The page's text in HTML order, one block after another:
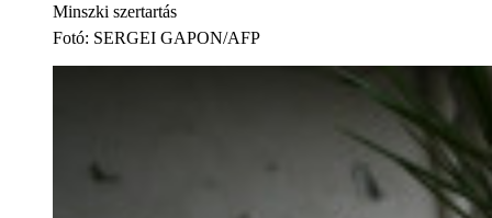
Minszki szertartás
Fotó: SERGEI GAPON/AFP